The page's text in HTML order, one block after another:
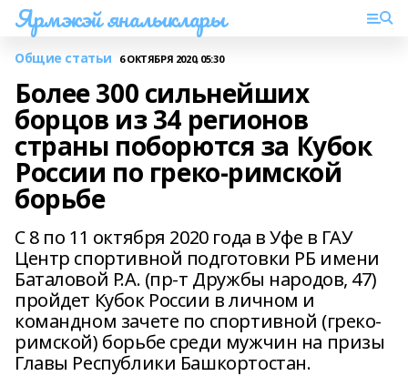
Ярмэкэй яналыклары
Общие статьи 6 ОКТЯБРЯ 2020, 05:30
Более 300 сильнейших
борцов из 34 регионов
страны поборются за Кубок
России по греко-римской
борьбе
С 8 по 11 октября 2020 года в Уфе в ГАУ
Центр спортивной подготовки РБ имени
Баталовой Р.А. (пр-т Дружбы народов, 47)
пройдет Кубок России в личном и
командном зачете по спортивной (греко-
римской) борьбе среди мужчин на призы
Главы Республики Башкортостан.